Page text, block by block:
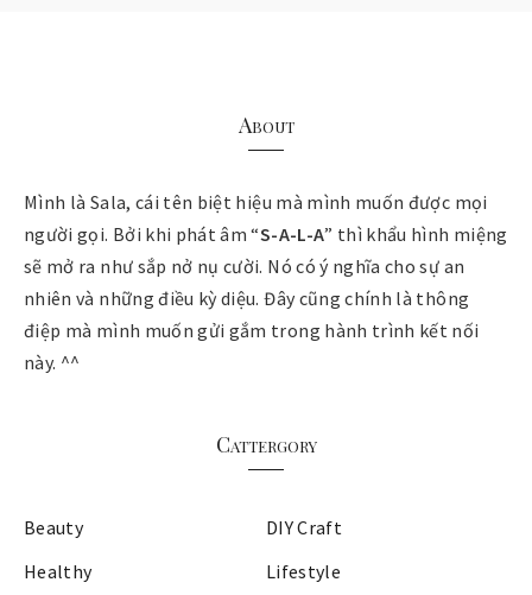
About
Mình là Sala, cái tên biệt hiệu mà mình muốn được mọi
người gọi. Bởi khi phát âm “S-A-L-A” thì khẩu hình miệng
sẽ mở ra như sắp nở nụ cười. Nó có ý nghĩa cho sự an
nhiên và những điều kỳ diệu. Đây cũng chính là thông
điệp mà mình muốn gửi gắm trong hành trình kết nối
này. ^^
Cattergory
Beauty
DIY Craft
Healthy
Lifestyle